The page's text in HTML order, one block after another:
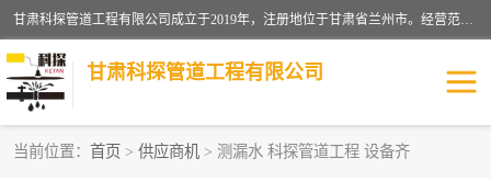
甘肃科探管道工程有限公司成立于2019年，注册地位于甘肃省兰州市。经营范围包括管道安装、清洗、疏通、维修、检测，防水工程，工程钻孔，化粪池清理，暖气安装，给排水管道安装维修，室内外管道如消防、供水、供热管道漏水检测定位，室内外防水堵漏等。
甘肃科探管道工程有限公司
当前位置： 首页 > 供应商机 > 测漏水 科探管道工程 设备齐